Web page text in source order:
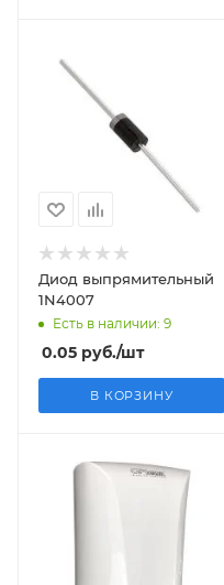
Диод выпрямительный
1N4007
Есть в наличии: 9
0.05 руб./шт
В КОРЗИНУ